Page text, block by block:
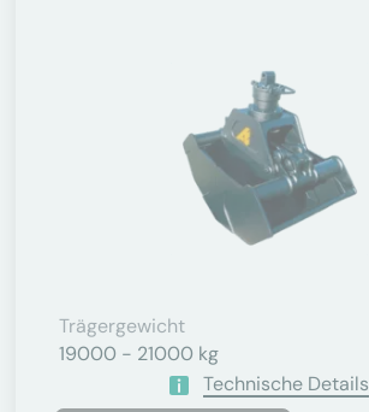
Trägergewicht
19000 - 21000 kg
Technische Details